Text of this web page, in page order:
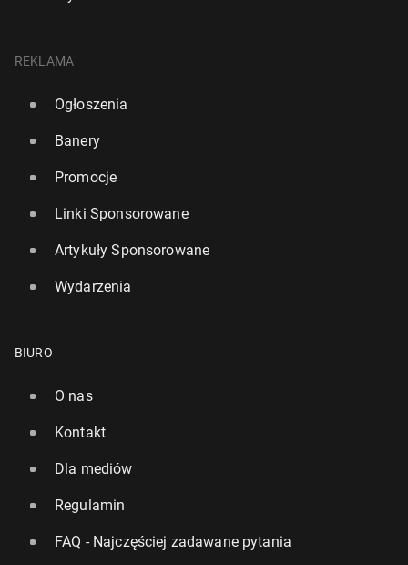
REKLAMA
Ogłoszenia
Banery
Promocje
Linki Sponsorowane
Artykuły Sponsorowane
Wydarzenia
BIURO
O nas
Kontakt
Dla mediów
Regulamin
FAQ - Najczęściej zadawane pytania